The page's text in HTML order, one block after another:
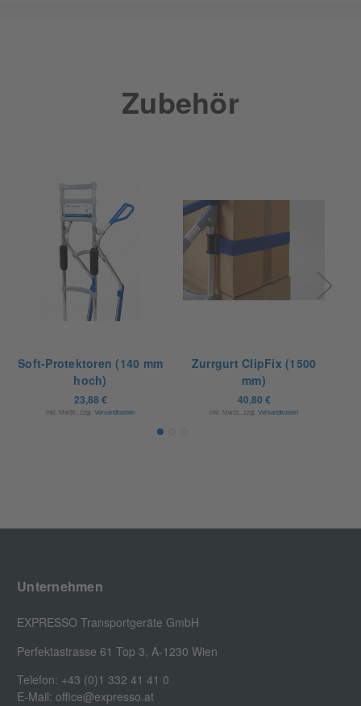
Zubehör
Soft-Protektoren (140 mm
hoch)
23,88 €
inkl. MwSt., zzgl. Versandkosten
Zurrgurt ClipFix (1500
mm)
40,80 €
inkl. MwSt., zzgl. Versandkosten
Unternehmen
EXPRESSO Transportgeräte GmbH
Perfektastrasse 61 Top 3, A-1230 Wien
Telefon: +43 (0)1 332 41 41 0
E-Mail: office@expresso.at